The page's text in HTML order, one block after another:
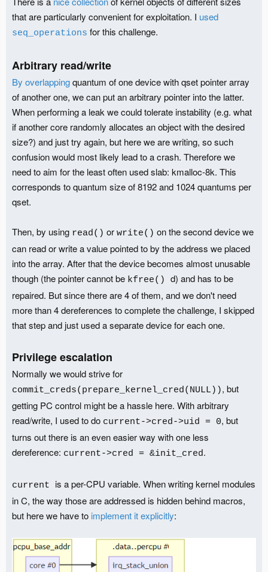
that are particularly convenient for exploitation. I used
seq_operations for this challenge.
Arbitrary read/write
By overlappingquantum of one device with qset pointer array
of another one, we can put an arbitrary pointer into the latter.
When performing a leak we could tolerate instability (e.g. what
if another core randomly allocates an object with the desired
size?) and just try again, but here we are writing, so such
confusion would most likely lead to a crash. Therefore we
need to aim for the least often used slab: kmalloc-8k. This
corresponds to quantum size of 8192 and 1024 quantums per
qset.
Then, by using read() or write() on the second device we
can read or write a value pointed to by the address we placed
into the array. After that the device becomes almost unusable
though (the pointer cannot be kfree() d) and has to be
repaired. But since there are 4 of them, and we don't need
more than 4 dereferences to complete the challenge, I skipped
that step and just used a separate device for each one.
Privilege escalation
Normally we would strive for
commit_creds(prepare_kernel_cred(NULL)), but
getting PC control might be a hassle here. With arbitrary
read/write, I used to do current->cred->uid = 0, but
turns out there is an even easier way with one less
dereference: current->cred = &init_cred.
current is a per-CPU variable. When writing kernel modules
in C, the way those are addressed is hidden behind macros,
but here we have to implement it explicitly: